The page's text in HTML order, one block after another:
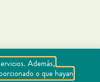
Además,
o que hayan